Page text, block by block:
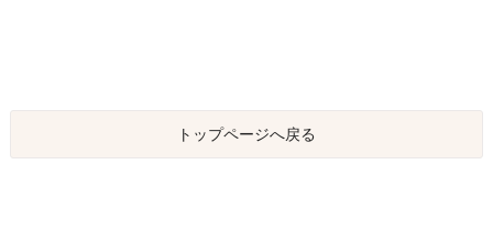
トップページへ戻る